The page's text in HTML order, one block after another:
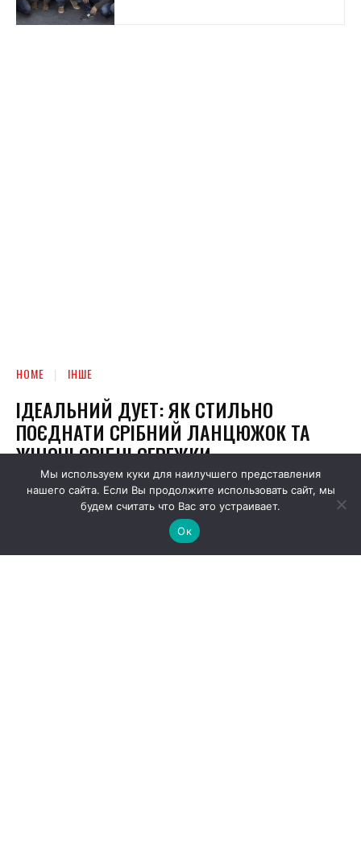
Мы используем куки для наилучшего представления
нашего сайта. Если Вы продолжите использовать сайт, мы
будем считать что Вас это устраивает.
Ок